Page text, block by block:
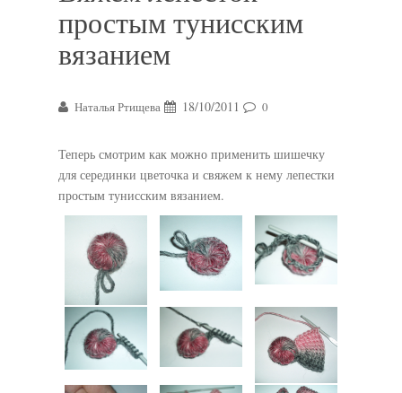
простым тунисским
вязанием
Наталья Ртищева 18/10/2011 0
Теперь смотрим как можно применить шишечку
для серединки цветочка и свяжем к нему лепестки
простым тунисским вязанием.